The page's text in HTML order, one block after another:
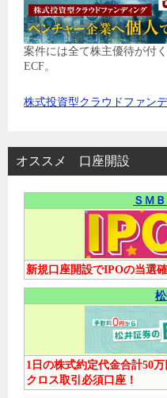
案件には全て株主優待が付
ECF。
株式投資型クラウドファン
オススメ 口座開設
ＳＭ
新規口座開設でIPOの当選
1日の株式約定代金合計50
クロス取引必須口座！